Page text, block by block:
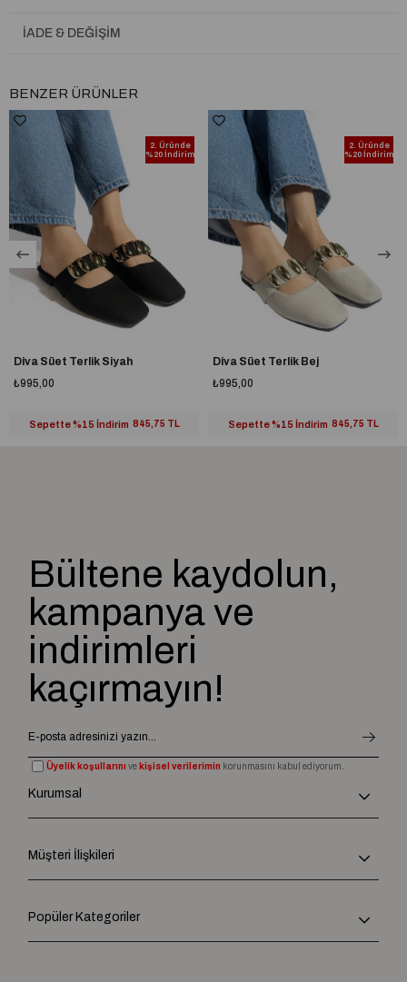
%100 yerli üretim
İADE & DEĞIŞIM
BENZER ÜRÜNLER
2. Üründe
%20 İndirim
Diva Süet Terlik Siyah
₺995,00
Sepette %15 İndirim 845,75 TL
2. Üründe
%20 İndirim
Diva Süet Terlik Bej
₺995,00
Sepette %15 İndirim 845,75 TL
Bültene kaydolun,
kampanya ve
indirimleri
kaçırmayın!
Üyelik koşullarını ve kişisel verilerimin korunmasını kabul ediyorum.
Kurumsal
Müşteri İlişkileri
Popüler Kategoriler